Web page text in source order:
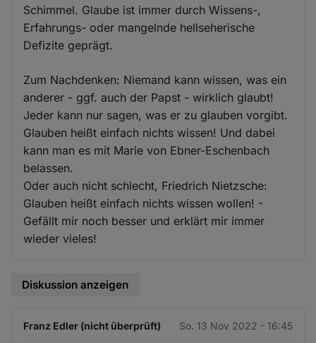
Schimmel. Glaube ist immer durch Wissens-,
Erfahrungs- oder mangelnde hellseherische
Defizite geprägt.
Zum Nachdenken: Niemand kann wissen, was ein
anderer - ggf. auch der Papst - wirklich glaubt!
Jeder kann nur sagen, was er zu glauben vorgibt.
Glauben heißt einfach nichts wissen! Und dabei
kann man es mit Marie von Ebner-Eschenbach
belassen.
Oder auch nicht schlecht, Friedrich Nietzsche:
Glauben heißt einfach nichts wissen wollen! -
Gefällt mir noch besser und erklärt mir immer
wieder vieles!
Diskussion anzeigen
Franz Edler (nicht überprüft) So. 13 Nov 2022 - 16:45